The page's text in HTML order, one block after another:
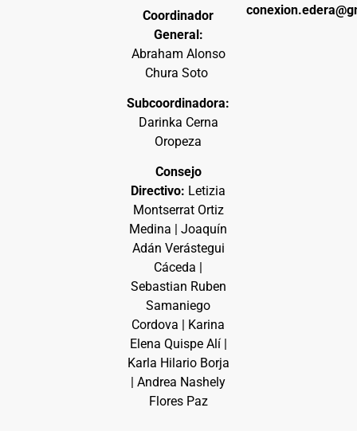
Coordinador
General:
Abraham Alonso
Chura Soto
Subcoordinadora:
Darinka Cerna
Oropeza
Consejo
Directivo: Letizia
Montserrat Ortiz
Medina | Joaquín
Adán Verástegui
Cáceda |
Sebastian Ruben
Samaniego
Cordova | Karina
Elena Quispe Alí |
Karla Hilario Borja
| Andrea Nashely
Flores Paz